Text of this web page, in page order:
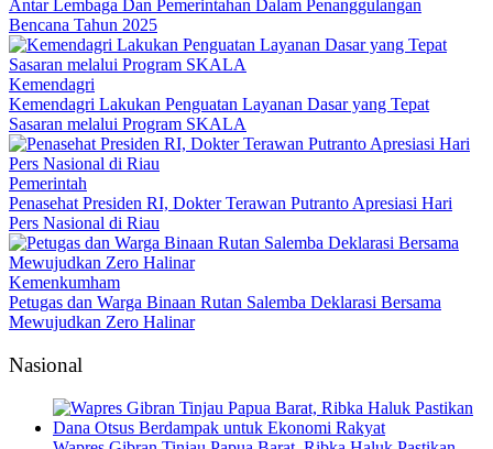
Antar Lembaga Dan Pemerintahan Dalam Penanggulangan
Bencana Tahun 2025
Kemendagri
Kemendagri Lakukan Penguatan Layanan Dasar yang Tepat
Sasaran melalui Program SKALA
Pemerintah
Penasehat Presiden RI, Dokter Terawan Putranto Apresiasi Hari
Pers Nasional di Riau
Kemenkumham
Petugas dan Warga Binaan Rutan Salemba Deklarasi Bersama
Mewujudkan Zero Halinar
Nasional